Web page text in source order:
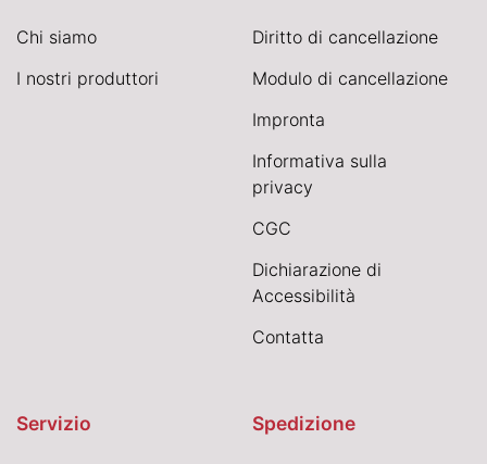
Chi siamo
I nostri produttori
Diritto di cancellazione
Modulo di cancellazione
Impronta
Informativa sulla
privacy
CGC
Dichiarazione di
Accessibilità
Contatta
Servizio Spedizione